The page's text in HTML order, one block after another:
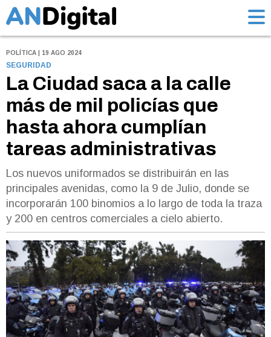
POLÍTICA | 19 AGO 2024
SEGURIDAD
La Ciudad saca a la calle
más de mil policías que
hasta ahora cumplían
tareas administrativas
Los nuevos uniformados se distribuirán en las
principales avenidas, como la 9 de Julio, donde se
incorporarán 100 binomios a lo largo de toda la traza
y 200 en centros comerciales a cielo abierto.